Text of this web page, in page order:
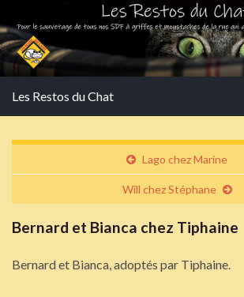
Les Restos du Chat
Lago chez Marine
Will chez Stéphane
Bernard et Bianca chez Tiphaine
Bernard et Bianca, adoptés par Tiphaine.